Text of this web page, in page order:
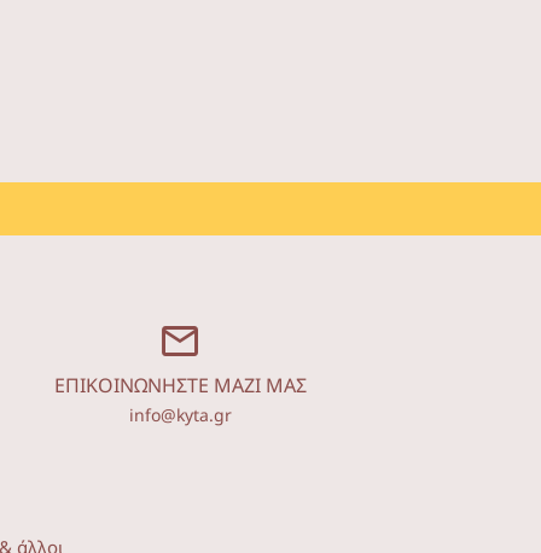
ΕΠΙΚΟΙΝΩΝΗΣΤΕ ΜΑΖΙ ΜΑΣ
info@kyta.gr
& άλλοι